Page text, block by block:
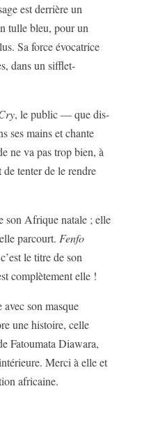
est derrière un
tulle bleu, pour un
Sa force évocatrice
dans un sifflet-
, le public — que dis-
ses mains et chante
ne va pas trop bien, à
tenter de le rendre
son Afrique natale ; elle
parcourt. Fenfo
le titre de son
complètement elle !
son masque
une histoire, celle
Fatoumata Diawara,
Merci à elle et
africaine.